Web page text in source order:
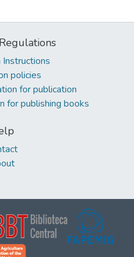
Instructions
policies
for publication
for publishing books